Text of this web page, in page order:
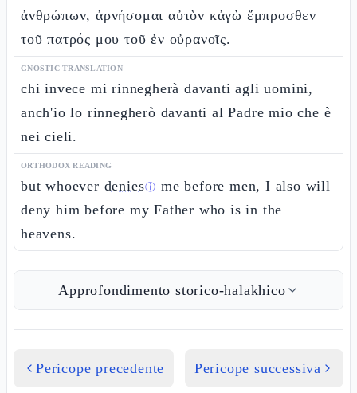
ἀνθρώπων, ἀρνήσομαι αὐτὸν κἀγὼ ἔμπροσθεν
τοῦ πατρός μου τοῦ ἐν οὐρανοῖς.
GNOSTIC TRANSLATION
chi invece mi rinnegherà davanti agli uomini,
anch'io lo rinnegherò davanti al Padre mio che è
nei cieli.
ORTHODOX READING
but whoever deniesⓘ me before men, I also will
deny him before my Father who is in the
heavens.
Approfondimento storico-halakhico
Pericope precedente Pericope successiva